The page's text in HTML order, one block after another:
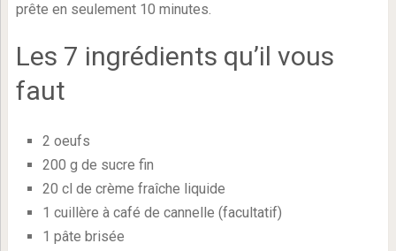
prête en seulement 10 minutes.
Les 7 ingrédients qu’il vous
faut
2 oeufs
200 g de sucre fin
20 cl de crème fraîche liquide
1 cuillère à café de cannelle (facultatif)
1 pâte brisée